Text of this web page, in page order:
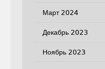
Март 2024
Декабрь 2023
Ноябрь 2023